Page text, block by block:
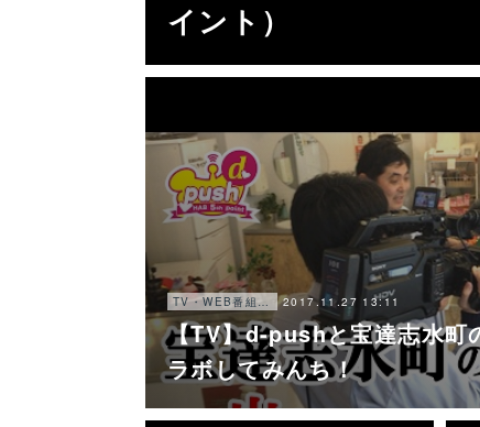
イント）
TV・WEB番組・他 2017.11.27 13:11
【TV】d-pushと宝達志水
ラボしてみんち！